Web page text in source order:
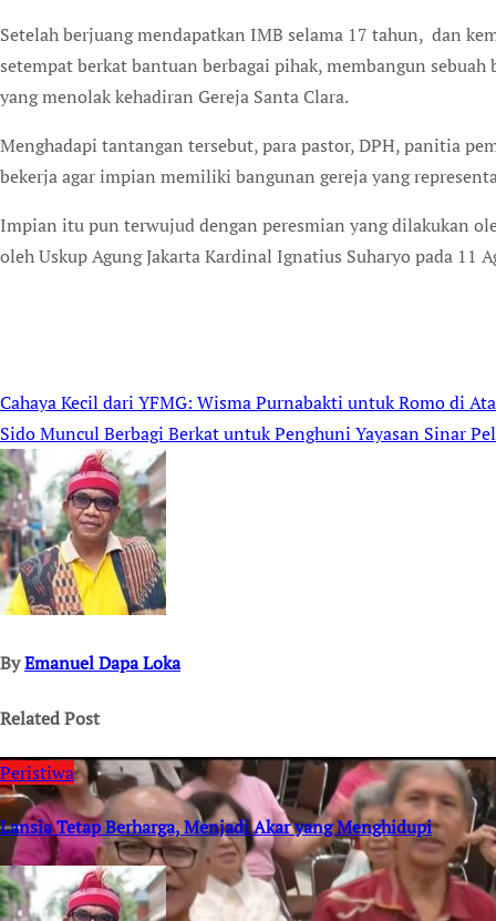
Setelah berjuang mendapatkan IMB selama 17 tahun, dan
setempat berkat bantuan berbagai pihak, membangun
yang menolak kehadiran Gereja Santa Clara.
Menghadapi tantangan tersebut, para pastor, DPH, panitia
bekerja agar impian memiliki bangunan gereja yang
Impian itu pun terwujud dengan peresmian yang dilakukan
oleh Uskup Agung Jakarta Kardinal Ignatius Suharyo pada 11
Post
navigation
Cahaya Kecil dari YFMG: Wisma Purnabakti untuk Romo di
Sido Muncul Berbagi Berkat untuk Penghuni Yayasan Sinar
ByEmanuel Dapa Loka
Related Post
Peristiwa
Lansia Tetap Berharga, Menjadi Akar yang Menghidupi